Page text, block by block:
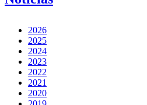
2026
2025
2024
2023
2022
2021
2020